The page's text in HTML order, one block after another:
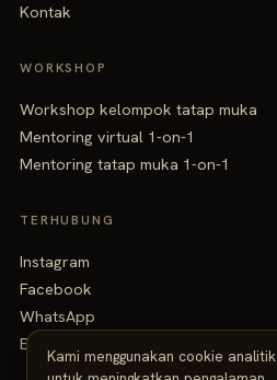
Kontak
WORKSHOP
Workshop kelompok tatap muka
Mentoring virtual 1-on-1
Mentoring tatap muka 1-on-1
TERHUBUNG
Instagram
Facebook
WhatsApp
Email
Kami menggunakan cookie analitik